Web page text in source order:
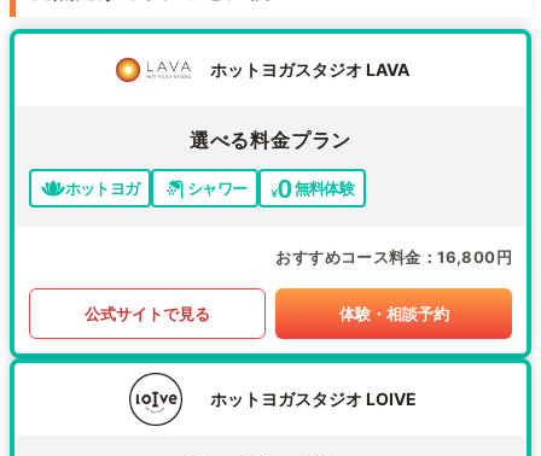
ホットヨガスタジオ LAVA
選べる料金プラン
ホットヨガ シャワー 無料体験
おすすめコース料金 16,800円
公式サイトで見る 体験・相談予約
ホットヨガスタジオ LOIVE